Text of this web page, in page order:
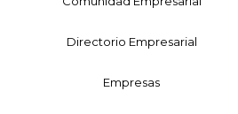
Directorio Empresarial
Empresas